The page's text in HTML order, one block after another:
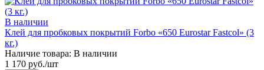
В наличии
Клей для пробковых покрытий Forbo «650 Eurostar Fastcol» (3
кг.)
Наличие товара: В наличии
1 170 руб./шт